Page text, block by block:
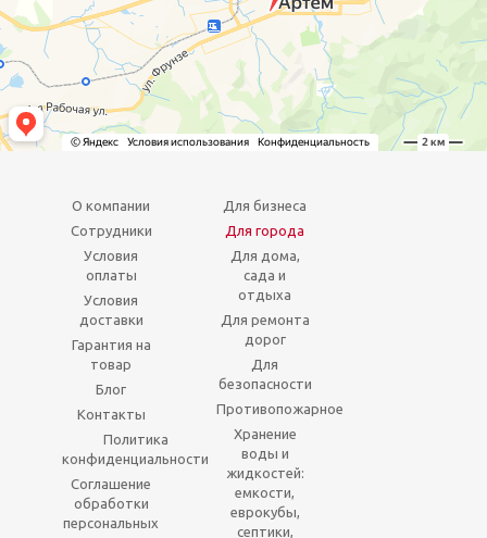
О компании
Сотрудники
Условия
оплаты
Условия
доставки
Гарантия на
товар
Блог
Контакты
Политика
конфиденциальности
Соглашение
обработки
персональных
Для бизнеса
Для города
Для дома,
сада и
отдыха
Для ремонта
дорог
Для
безопасности
Противопожарное
Хранение
воды и
жидкостей:
емкости,
еврокубы,
септики,